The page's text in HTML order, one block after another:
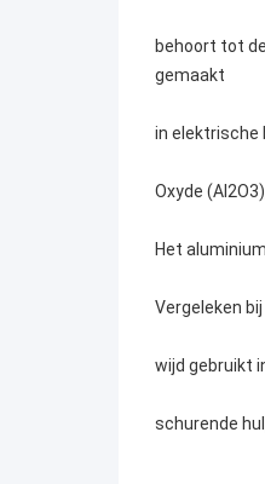
behoort tot
gemaakt
in elektrische
Oxyde
Het
Vergeleken
wijd gebruikt
schurende